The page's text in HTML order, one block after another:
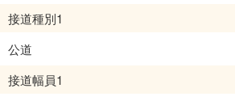
接道種別1
公道
接道幅員1